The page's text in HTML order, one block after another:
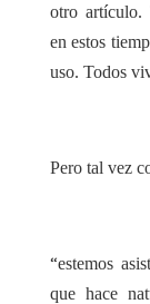
otro artículo.
en estos
uso. Todos
Pero tal vez
“estemos
que hace